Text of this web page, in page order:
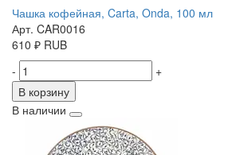
Чашка кофейная, Carta, Onda, 100 мл
Арт. CAR0016
610 ₽ RUB
-
+
В корзину
В наличии